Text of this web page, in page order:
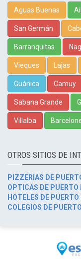
Aguas Buenas
San Germán
Barranquitas
Vieques Lajas
Guánica Camuy
Sabana Grande
Villalba
OTROS SITIOS DE
PIZZERIAS DE
OPTICAS DE PUERTO
HOTELES DE PUERTO
COLEGIOS DE